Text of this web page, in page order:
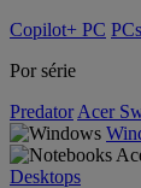
Copilot+ PC
Por série
Predator Acer
Desktops